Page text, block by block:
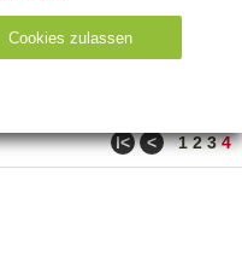
Bestseller
ǀ< < 1 2 3 4
Cookies zulassen